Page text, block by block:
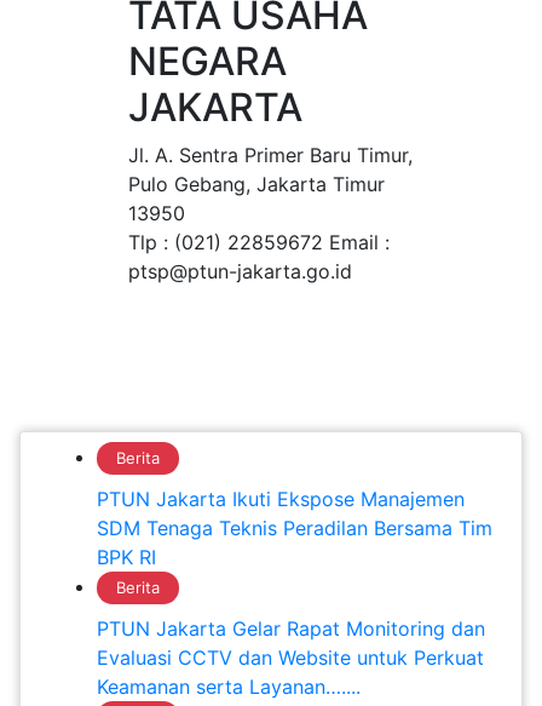
TATA USAHA
NEGARA
JAKARTA
Jl. A. Sentra Primer Baru Timur,
Pulo Gebang, Jakarta Timur
13950
Tlp : (021) 22859672 Email :
ptsp@ptun-jakarta.go.id
Berita
PTUN Jakarta Ikuti Ekspose Manajemen
SDM Tenaga Teknis Peradilan Bersama Tim
BPK RI
Berita
PTUN Jakarta Gelar Rapat Monitoring dan
Evaluasi CCTV dan Website untuk Perkuat
Keamanan serta Layanan…....